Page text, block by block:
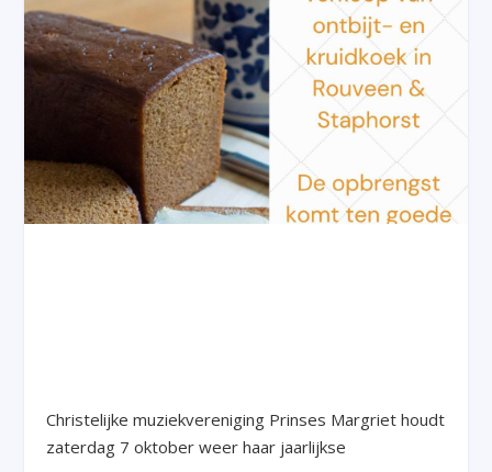
Christelijke muziekvereniging Prinses Margriet houdt
zaterdag 7 oktober weer haar jaarlijkse